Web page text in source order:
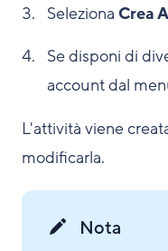
Seleziona Crea
Se disponi di
account dal
L'attività viene
modificarla.
Nota